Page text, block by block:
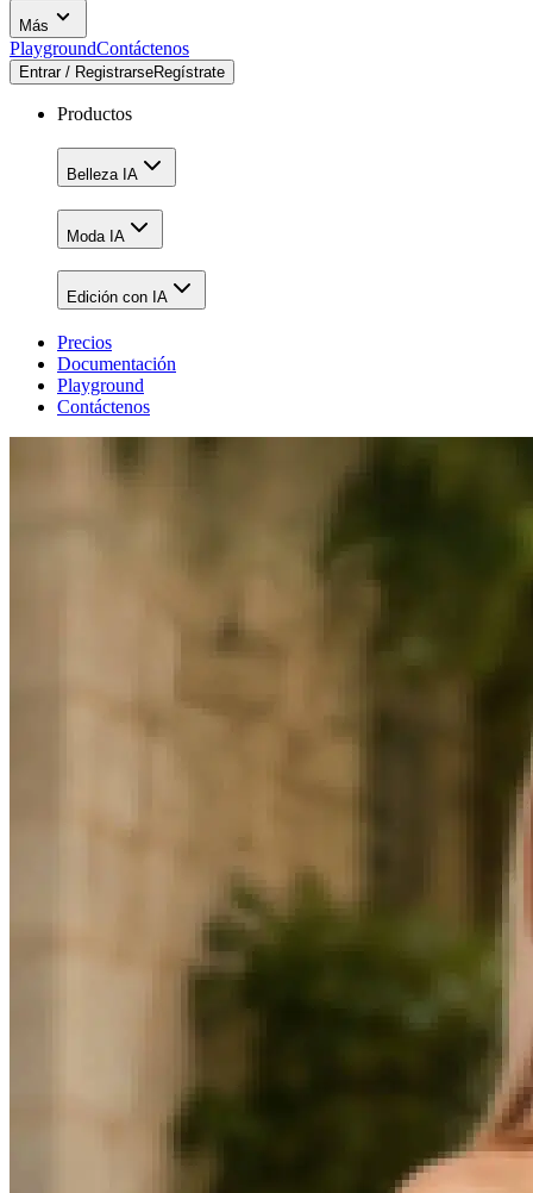
Más
PlaygroundContáctenos
Entrar / RegistrarseRegístrate
Productos
Belleza IA
Moda IA
Edición con IA
Precios
Documentación
Playground
Contáctenos